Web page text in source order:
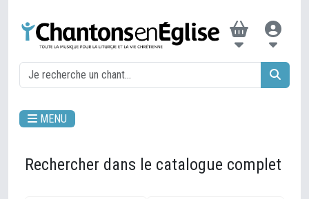
MENU
Rechercher dans le catalogue complet